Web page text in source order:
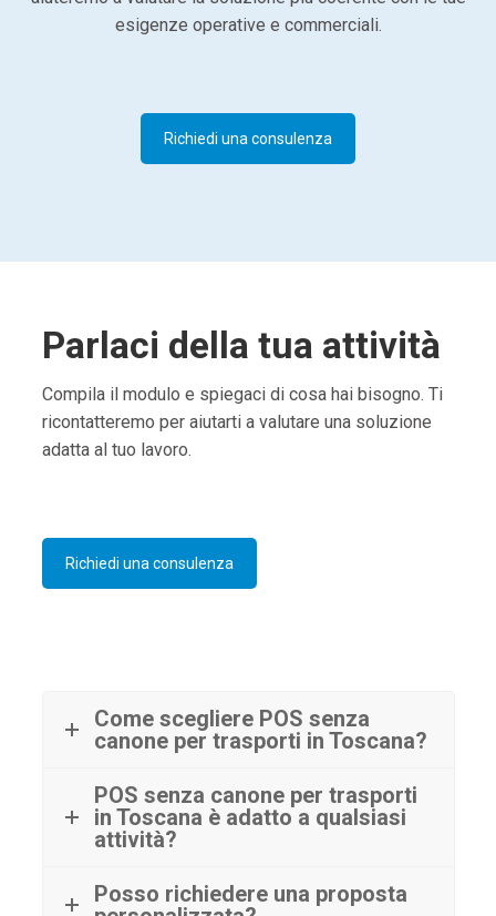
esigenze operative e commerciali.
Richiedi una consulenza
Parlaci della tua attività
Compila il modulo e spiegaci di cosa hai bisogno. Ti
ricontatteremo per aiutarti a valutare una soluzione
adatta al tuo lavoro.
Richiedi una consulenza
Come scegliere POS senza
canone per trasporti in Toscana?
POS senza canone per trasporti
in Toscana è adatto a qualsiasi
attività?
Posso richiedere una proposta